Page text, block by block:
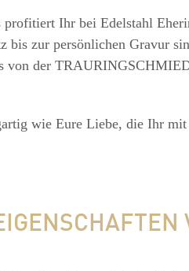
profitiert Ihr bei Edelstahl
bis zur persönlichen Gravur
von der
wie Eure Liebe, die Ihr